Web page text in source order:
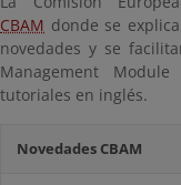
CBAM donde se
novedades y se
Management
tutoriales en inglés.
Novedades CBAM